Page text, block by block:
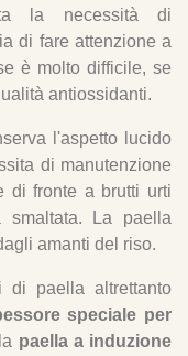
la necessità di
di fare attenzione a
è molto difficile, se
antiossidanti.
l'aspetto lucido
di manutenzione
di fronte a brutti urti
La paella
amanti del riso.
di paella altrettanto
speciale per
paella a induzione